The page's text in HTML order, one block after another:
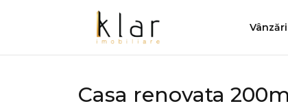
Vânzări
Casa renovata